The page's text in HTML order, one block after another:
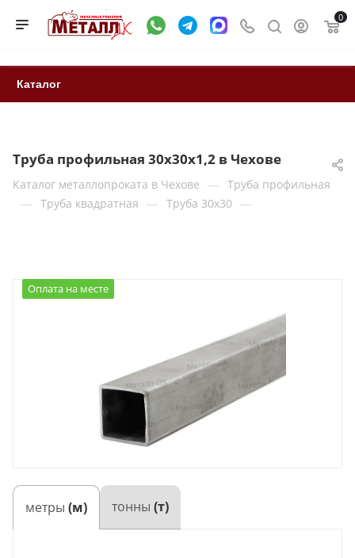
0
Каталог
Труба профильная 30х30х1,2 в Чехове
Каталог металлопроката в Чехове — Труба профильная
— Труба квадратная — Труба 30x30 —
Оплата на месте
метры (м) тонны (т)